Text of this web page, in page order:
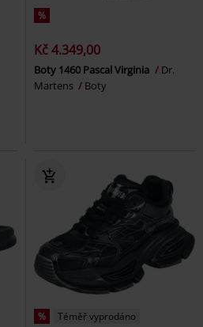
%
Kč 4.349,00
Boty 1460 Pascal Virginia
Dr.
Martens
Boty
% Téměř vyprodáno